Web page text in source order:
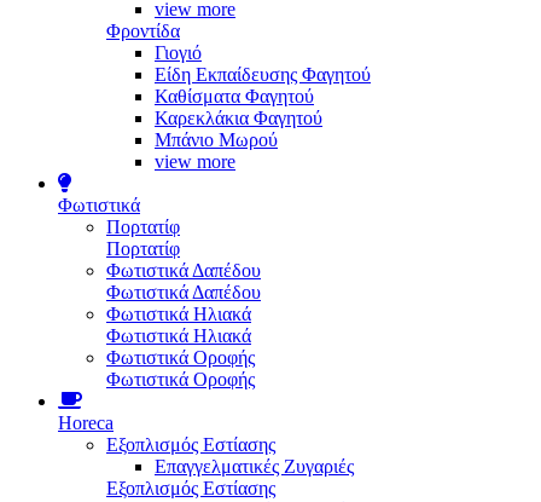
view more
Φροντίδα
Γιογιό
Είδη Εκπαίδευσης Φαγητού
Καθίσματα Φαγητού
Καρεκλάκια Φαγητού
Μπάνιο Μωρού
view more
Φωτιστικά
Πορτατίφ
Πορτατίφ
Φωτιστικά Δαπέδου
Φωτιστικά Δαπέδου
Φωτιστικά Ηλιακά
Φωτιστικά Ηλιακά
Φωτιστικά Οροφής
Φωτιστικά Οροφής
Horeca
Εξοπλισμός Εστίασης
Επαγγελματικές Ζυγαριές
Εξοπλισμός Εστίασης